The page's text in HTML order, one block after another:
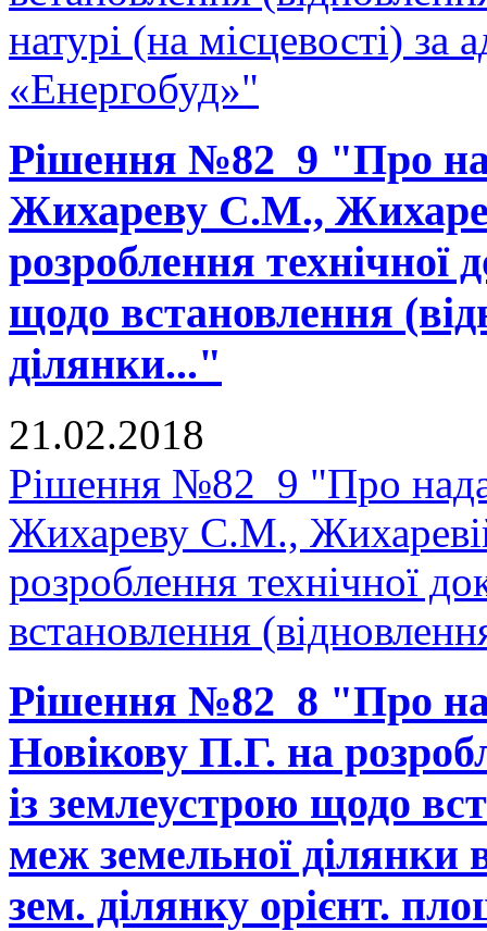
натурі (на місцевості)
«Енергобуд»"
Рішення №82_9 "Про
Жихареву С.М.,
розроблення технічної
щодо встановлення
ділянки..."
21.02.2018
Рішення №82_9 "Про
Жихареву С.М.,
розроблення технічної
встановлення
Рішення №82_8 "Про
Новікову П.Г. на
із землеустрою щодо
меж земельної ділянки
зем. ділянку орієнт.